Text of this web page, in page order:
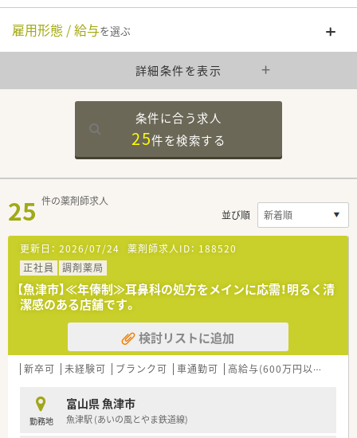
雇用形態 / 給与を選ぶ
詳細条件を表示
条件に合う求人
25件を検索する
25 件の薬剤師求人
並び順
更新日： 2026/07/24 薬剤師求人ID： 188520
正社員
調剤薬局
【魚津市】≪年俸制≫耳鼻科の処方をメインに応需！明るく清
潔感のある店舗です。
検討リストに追加
新卒可 未経験可 ブランク可 車通勤可 高給与(600万円以上)
勤務地
富山県 魚津市
魚津駅 (あいの風とやま鉄道線)